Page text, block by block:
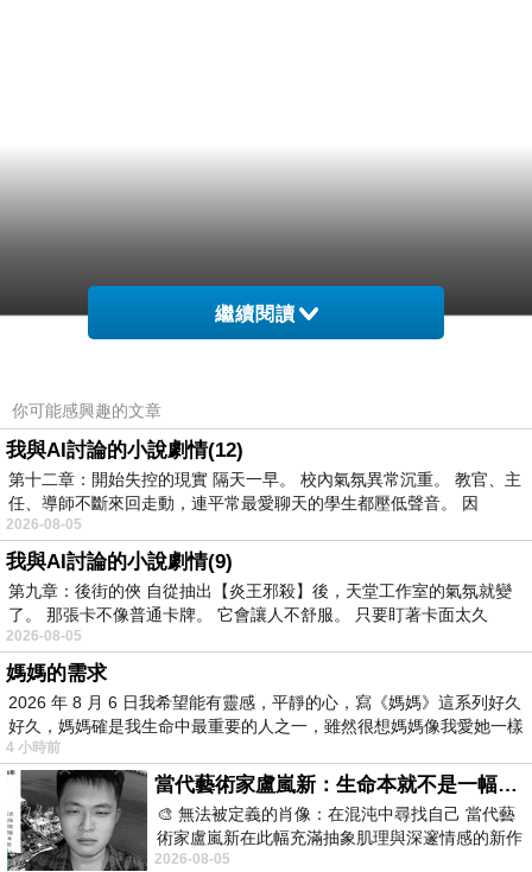
繼續閱讀
你可能感興趣的文章
我與AI討論的小說劇情(12)
第十二章：開始失控的現實 隔天一早。 校內氣氛異常沉重。 教官、主
任、導師不斷來回走動，連平常最愛聊天的學生都壓低聲音。 因
2026-08-05
我與AI討論的小說劇情(9)
第九章：後街的俠 自從抽出【炎王邪殺】後，天堂工作室的氣氛就變
了。 那張卡不像普通卡牌。 它會讓人不舒服。 只要盯著卡面太久
2026-08-05
媽媽的需求
2026 年 8 月 6 日我希望能有靈感，平靜的心，寫《媽媽》這系列好久
好久，媽媽確是我生命中最重要的人之一，雖然很想媽媽像我愛她一樣
4 小時前
當代藝術家盧嵐新：生命本就不是一幅能被定義的肖像，在混亂與交疊中拼湊完整的靈魂
🎨 無法被定義的肖像：在混沌中尋找自己 當代藝
術家盧嵐新在此幅充滿抽象肌理與深邃情感的新作
中，以灰白為基底，交織著塗抹、刮擦與
2026-08-05